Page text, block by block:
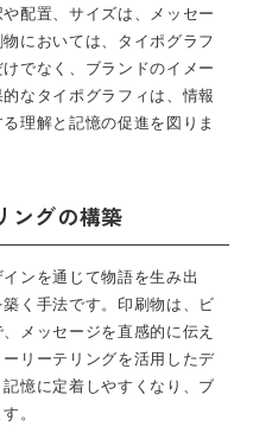
配置、サイズは、メッセー
においては、タイポグラフ
でなく、ブランドのイメー
なタイポグラフィは、情報
理解と記憶の促進を図りま
ングの構築
ンを通じて物語を生み出
く手法です。印刷物は、ビ
メッセージを直感的に伝え
リーテリングを活用したデ
憶に定着しやすくなり、ブ
。